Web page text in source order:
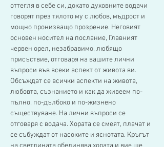
оттегля в себе си, докато духовните водачи
говорят през тялото му с любов, мъдрост и
мощно пронизващо прозрение. Неговият
основен носител на послание, Главният
червен орел, незабравимо, любящо
присъствие, отговаря на вашите лични
въпроси във всеки аспект от живота ви.
Обсъждат се всички аспекти на живота,
любовта, съзнанието и как да живеем по-
пълно, по-дълбоко и по-жизнено
съществуване. На лични въпроси се
отговаря с водача. Хората се смеят, плачат и
се събуждат от насоките и яснотата. Кръгът